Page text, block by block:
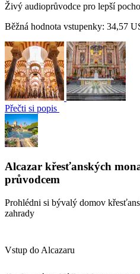
Živý audioprůvodce pro lepší
Běžná hodnota vstupenky: 34,57
Přečti si popis
Alcazar křesťanských
průvodcem
Prohlédni si bývalý domov
zahrady
Vstup do Alcazaru